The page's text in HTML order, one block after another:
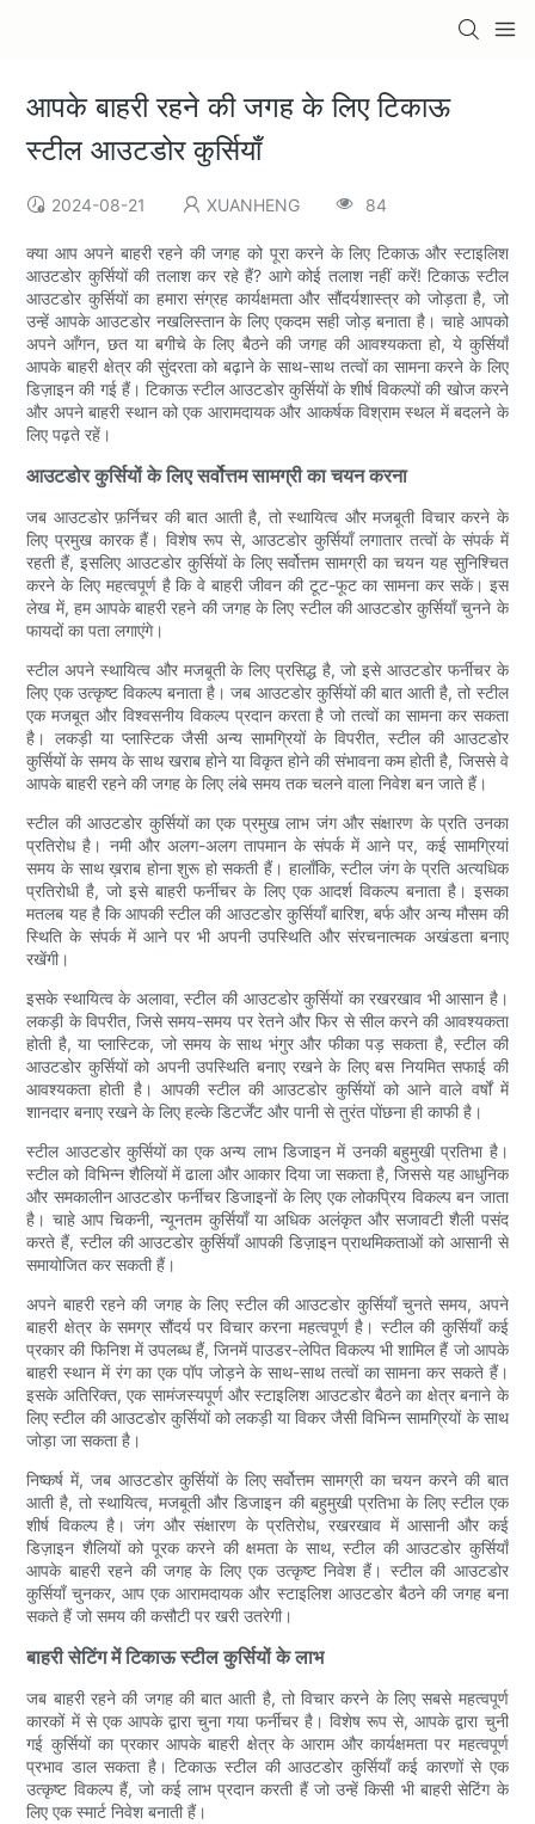
आपके बाहरी रहने की जगह के लिए टिकाऊ
स्टील आउटडोर कुर्सियाँ
2024-08-21 XUANHENG 84
क्या आप अपने बाहरी रहने की जगह को पूरा करने के लिए टिकाऊ और स्टाइलिश
आउटडोर कुर्सियों की तलाश कर रहे हैं? आगे कोई तलाश नहीं करें! टिकाऊ स्टील
आउटडोर कुर्सियों का हमारा संग्रह कार्यक्षमता और सौंदर्यशास्त्र को जोड़ता है, जो
उन्हें आपके आउटडोर नखलिस्तान के लिए एकदम सही जोड़ बनाता है। चाहे आपको
अपने आँगन, छत या बगीचे के लिए बैठने की जगह की आवश्यकता हो, ये कुर्सियाँ
आपके बाहरी क्षेत्र की सुंदरता को बढ़ाने के साथ-साथ तत्वों का सामना करने के लिए
डिज़ाइन की गई हैं। टिकाऊ स्टील आउटडोर कुर्सियों के शीर्ष विकल्पों की खोज करने
और अपने बाहरी स्थान को एक आरामदायक और आकर्षक विश्राम स्थल में बदलने के
लिए पढ़ते रहें।
आउटडोर कुर्सियों के लिए सर्वोत्तम सामग्री का चयन करना
जब आउटडोर फ़र्निचर की बात आती है, तो स्थायित्व और मजबूती विचार करने के
लिए प्रमुख कारक हैं। विशेष रूप से, आउटडोर कुर्सियाँ लगातार तत्वों के संपर्क में
रहती हैं, इसलिए आउटडोर कुर्सियों के लिए सर्वोत्तम सामग्री का चयन यह सुनिश्चित
करने के लिए महत्वपूर्ण है कि वे बाहरी जीवन की टूट-फूट का सामना कर सकें। इस
लेख में, हम आपके बाहरी रहने की जगह के लिए स्टील की आउटडोर कुर्सियाँ चुनने के
फायदों का पता लगाएंगे।
स्टील अपने स्थायित्व और मजबूती के लिए प्रसिद्ध है, जो इसे आउटडोर फर्नीचर के
लिए एक उत्कृष्ट विकल्प बनाता है। जब आउटडोर कुर्सियों की बात आती है, तो स्टील
एक मजबूत और विश्वसनीय विकल्प प्रदान करता है जो तत्वों का सामना कर सकता
है। लकड़ी या प्लास्टिक जैसी अन्य सामग्रियों के विपरीत, स्टील की आउटडोर
कुर्सियों के समय के साथ खराब होने या विकृत होने की संभावना कम होती है, जिससे वे
आपके बाहरी रहने की जगह के लिए लंबे समय तक चलने वाला निवेश बन जाते हैं।
स्टील की आउटडोर कुर्सियों का एक प्रमुख लाभ जंग और संक्षारण के प्रति उनका
प्रतिरोध है। नमी और अलग-अलग तापमान के संपर्क में आने पर, कई सामग्रियां
समय के साथ ख़राब होना शुरू हो सकती हैं। हालाँकि, स्टील जंग के प्रति अत्यधिक
प्रतिरोधी है, जो इसे बाहरी फर्नीचर के लिए एक आदर्श विकल्प बनाता है। इसका
मतलब यह है कि आपकी स्टील की आउटडोर कुर्सियाँ बारिश, बर्फ और अन्य मौसम की
स्थिति के संपर्क में आने पर भी अपनी उपस्थिति और संरचनात्मक अखंडता बनाए
रखेंगी।
इसके स्थायित्व के अलावा, स्टील की आउटडोर कुर्सियों का रखरखाव भी आसान है।
लकड़ी के विपरीत, जिसे समय-समय पर रेतने और फिर से सील करने की आवश्यकता
होती है, या प्लास्टिक, जो समय के साथ भंगुर और फीका पड़ सकता है, स्टील की
आउटडोर कुर्सियों को अपनी उपस्थिति बनाए रखने के लिए बस नियमित सफाई की
आवश्यकता होती है। आपकी स्टील की आउटडोर कुर्सियों को आने वाले वर्षों में
शानदार बनाए रखने के लिए हल्के डिटर्जेंट और पानी से तुरंत पोंछना ही काफी है।
स्टील आउटडोर कुर्सियों का एक अन्य लाभ डिजाइन में उनकी बहुमुखी प्रतिभा है।
स्टील को विभिन्न शैलियों में ढाला और आकार दिया जा सकता है, जिससे यह आधुनिक
और समकालीन आउटडोर फर्नीचर डिजाइनों के लिए एक लोकप्रिय विकल्प बन जाता
है। चाहे आप चिकनी, न्यूनतम कुर्सियाँ या अधिक अलंकृत और सजावटी शैली पसंद
करते हैं, स्टील की आउटडोर कुर्सियाँ आपकी डिज़ाइन प्राथमिकताओं को आसानी से
समायोजित कर सकती हैं।
अपने बाहरी रहने की जगह के लिए स्टील की आउटडोर कुर्सियाँ चुनते समय, अपने
बाहरी क्षेत्र के समग्र सौंदर्य पर विचार करना महत्वपूर्ण है। स्टील की कुर्सियाँ कई
प्रकार की फिनिश में उपलब्ध हैं, जिनमें पाउडर-लेपित विकल्प भी शामिल हैं जो आपके
बाहरी स्थान में रंग का एक पॉप जोड़ने के साथ-साथ तत्वों का सामना कर सकते हैं।
इसके अतिरिक्त, एक सामंजस्यपूर्ण और स्टाइलिश आउटडोर बैठने का क्षेत्र बनाने के
लिए स्टील की आउटडोर कुर्सियों को लकड़ी या विकर जैसी विभिन्न सामग्रियों के साथ
जोड़ा जा सकता है।
निष्कर्ष में, जब आउटडोर कुर्सियों के लिए सर्वोत्तम सामग्री का चयन करने की बात
आती है, तो स्थायित्व, मजबूती और डिजाइन की बहुमुखी प्रतिभा के लिए स्टील एक
शीर्ष विकल्प है। जंग और संक्षारण के प्रतिरोध, रखरखाव में आसानी और कई
डिज़ाइन शैलियों को पूरक करने की क्षमता के साथ, स्टील की आउटडोर कुर्सियाँ
आपके बाहरी रहने की जगह के लिए एक उत्कृष्ट निवेश हैं। स्टील की आउटडोर
कुर्सियाँ चुनकर, आप एक आरामदायक और स्टाइलिश आउटडोर बैठने की जगह बना
सकते हैं जो समय की कसौटी पर खरी उतरेगी।
बाहरी सेटिंग में टिकाऊ स्टील कुर्सियों के लाभ
जब बाहरी रहने की जगह की बात आती है, तो विचार करने के लिए सबसे महत्वपूर्ण
कारकों में से एक आपके द्वारा चुना गया फर्नीचर है। विशेष रूप से, आपके द्वारा चुनी
गई कुर्सियों का प्रकार आपके बाहरी क्षेत्र के आराम और कार्यक्षमता पर महत्वपूर्ण
प्रभाव डाल सकता है। टिकाऊ स्टील की आउटडोर कुर्सियाँ कई कारणों से एक
उत्कृष्ट विकल्प हैं, जो कई लाभ प्रदान करती हैं जो उन्हें किसी भी बाहरी सेटिंग के
लिए एक स्मार्ट निवेश बनाती हैं।